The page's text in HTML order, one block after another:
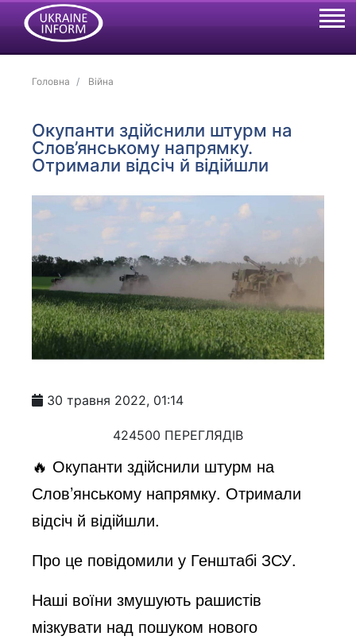
Головна Війна
Окупанти здійснили штурм на
Слов’янському напрямку.
Отримали відсіч й відійшли
30 травня 2022, 01:14
424500 ПЕРЕГЛЯДІВ
🔥 Окупанти здійснили штурм на
Слов’янському напрямку. Отримали
відсіч й відійшли.
Про це повідомили у Генштабі ЗСУ.
Наші воїни змушують рашистів
мізкувати над пошуком нового